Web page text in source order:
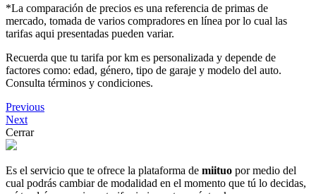
*La comparación de precios es una referencia de primas de
mercado, tomada de varios compradores en línea por lo cual las
tarifas aqui presentadas pueden variar.
Recuerda que tu tarifa por km es personalizada y depende de
factores como: edad, género, tipo de garaje y modelo del auto.
Consulta términos y condiciones.
Previous
Next
Cerrar
Es el servicio que te ofrece la plataforma de miituo por medio del
cual podrás cambiar de modalidad en el momento que tú lo decidas,